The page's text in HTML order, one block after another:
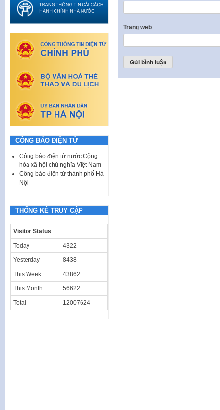
Trang web
CÔNG BÁO ĐIỆN TỬ
Công báo điện tử nước Cộng
hòa xã hội chủ nghĩa Việt Nam
Công báo điện tử thành phố Hà
Nội
THỐNG KÊ TRUY CẬP
Visitor Status
Today 4322
Yesterday 8438
This Week 43862
This Month 56622
Total 12007624